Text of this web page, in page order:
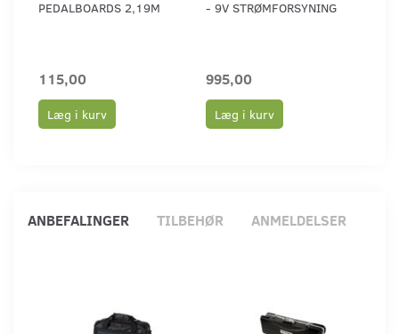
PEDALBOARDS 2,19M
115,00
Læg i kurv
- 9V STRØMFORSYNING
995,00
Læg i kurv
ANBEFALINGER TILBEHØR ANMELDELSER